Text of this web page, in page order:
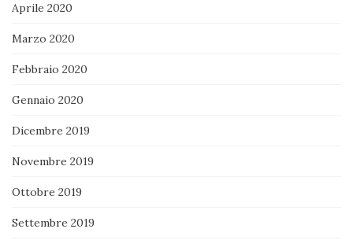
Aprile 2020
Marzo 2020
Febbraio 2020
Gennaio 2020
Dicembre 2019
Novembre 2019
Ottobre 2019
Settembre 2019